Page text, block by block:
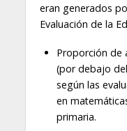
eran generados
Evaluación de la
Proporción de
(por debajo
según las
en
primaria.